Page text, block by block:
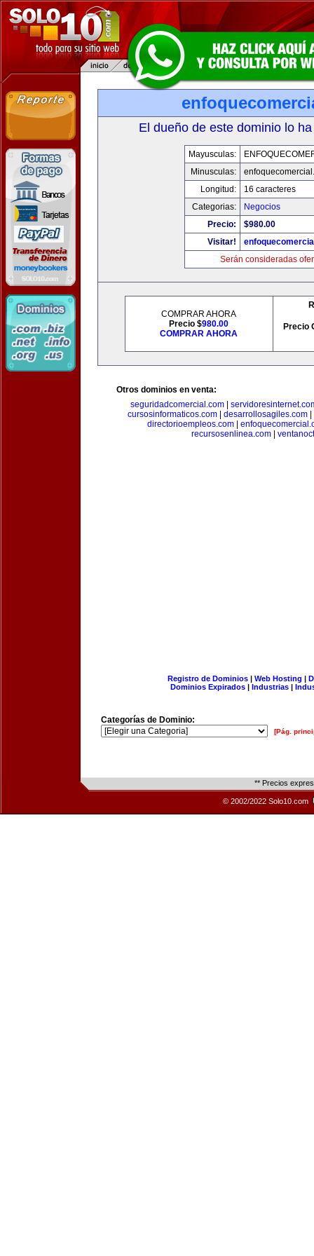
El dueño de este dominio lo
Mayusculas:
Minusculas:
Longitud:
16 caracteres
Categorias:
Negocios
Precio:
$980.00
Visitar!
Serán consideradas
COMPRAR AHORA
Precio $980.00
COMPRAR AHORA
Precio
Otros dominios en venta:
seguridadcomercial.com|
cursosinformaticos.com
desarrollosagiles.com
directorioempleos.com
recursosenlinea.com|
Registro de Dominios| Web Hosting |
Dominios Expirados | Industrias |
Categorías de Dominio:
[Pág.
** Precios
© 2002/2022 Solo10.com